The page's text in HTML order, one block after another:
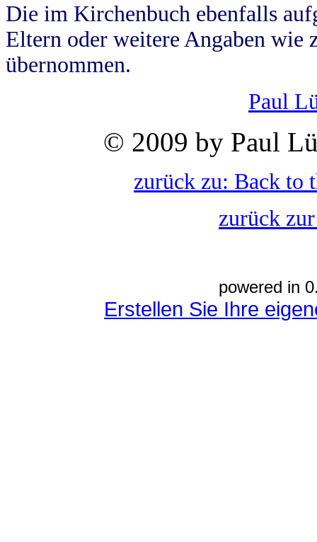
Die im Kirchenbuch ebenfalls
Eltern oder weitere Angaben wie
übernommen.
Paul
© 2009 by Paul
zurück zu: Back to
zurück
powered in
Erstellen Sie Ihre